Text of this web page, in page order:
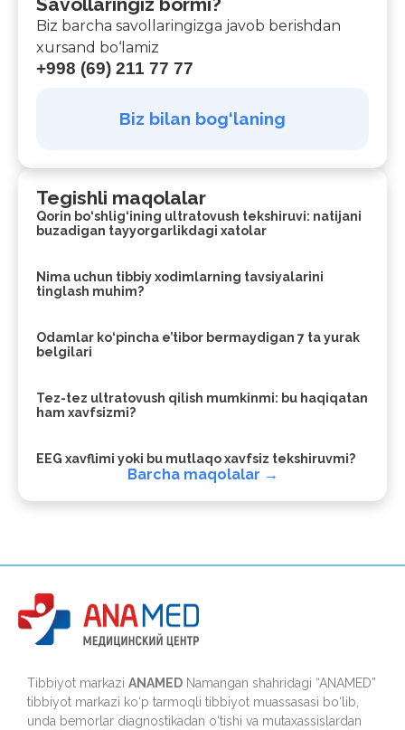
Biz barcha savollaringizga javob berishdan
xursand bo‘lamiz
+998 (69) 211 77 77
Biz bilan bog‘laning
Tegishli maqolalar
Qorin bo‘shlig‘ining ultratovush tekshiruvi: natijani
buzadigan tayyorgarlikdagi xatolar
Nima uchun tibbiy xodimlarning tavsiyalarini
tinglash muhim?
Odamlar ko‘pincha e’tibor bermaydigan 7 ta yurak
belgilari
Tez-tez ultratovush qilish mumkinmi: bu haqiqatan
ham xavfsizmi?
EEG xavflimi yoki bu mutlaqo xavfsiz tekshiruvmi?
Barcha maqolalar →
Tibbiyot markazi ANAMED Namangan shahridagi “ANAMED”
tibbiyot markazi ko‘p tarmoqli tibbiyot muassasasi bo‘lib,
unda bemorlar diagnostikadan o‘tishi va mutaxassislardan